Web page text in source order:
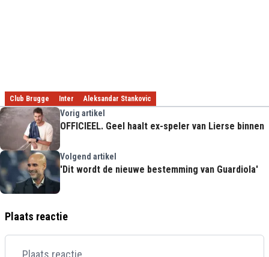
Club Brugge Inter Aleksandar Stankovic
Vorig artikel
OFFICIEEL. Geel haalt ex-speler van Lierse binnen
Volgend artikel
'Dit wordt de nieuwe bestemming van Guardiola'
Plaats reactie